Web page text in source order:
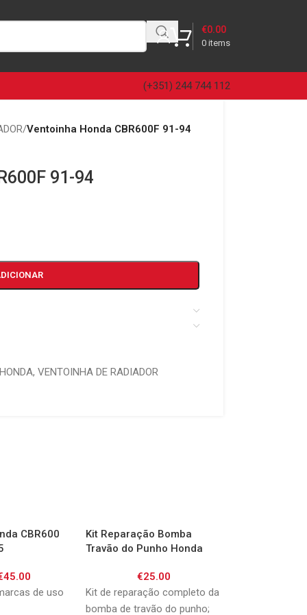
0 items
€0.00
(+351) 244 744 112
/Ventoinha Honda CBR600F 91-94
91-94
HONDA, VENTOINHA DE RADIADOR
CBR600
45.00
de uso
Kit Reparação Bomba
Travão do Punho Honda
CB750 Seven Fifty 92-03/
CBR600F 91-98/ CBR1000F
89-92/ VFR750F 88-97/
€25.00
Kit de reparação completo da
bomba de travão do punho;